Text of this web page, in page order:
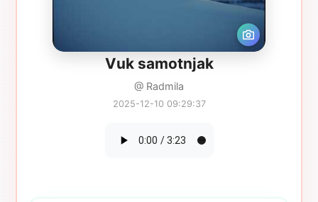
Vuk samotnjak
@ Radmila
2025-12-10 09:29:37